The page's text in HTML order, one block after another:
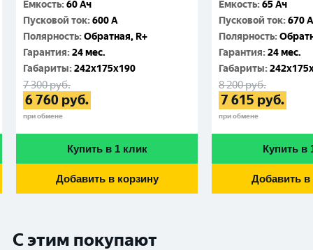
Емкость:60 Ач
Пусковой ток:600 A
Полярность:Обратная, R+
Гарантия:24 мес.
Габариты:242x175x190
7 300руб.
6 760 руб.
при обмене
Купить в 1 клик
Добавить в корзину
Емкость:65 Ач
Пусковой ток:670 A
Полярность:
Гарантия:24 мес.
Габариты:
8 200руб.
7 615 руб.
при обмене
Купить в
Добавить в
С этим покупают